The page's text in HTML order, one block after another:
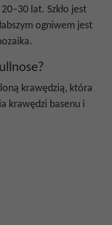
lat. Szkło jest
ogniwem jest
krawędzią, która
krawędzi basenu i